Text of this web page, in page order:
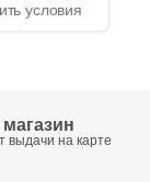
условия
выдачи на карте